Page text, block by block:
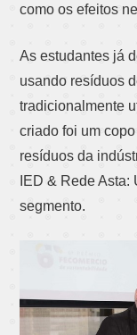
como os efeitos
As estudantes já
usando resíduos
tradicionalmente
criado foi um
resíduos da
IED & Rede
segmento.